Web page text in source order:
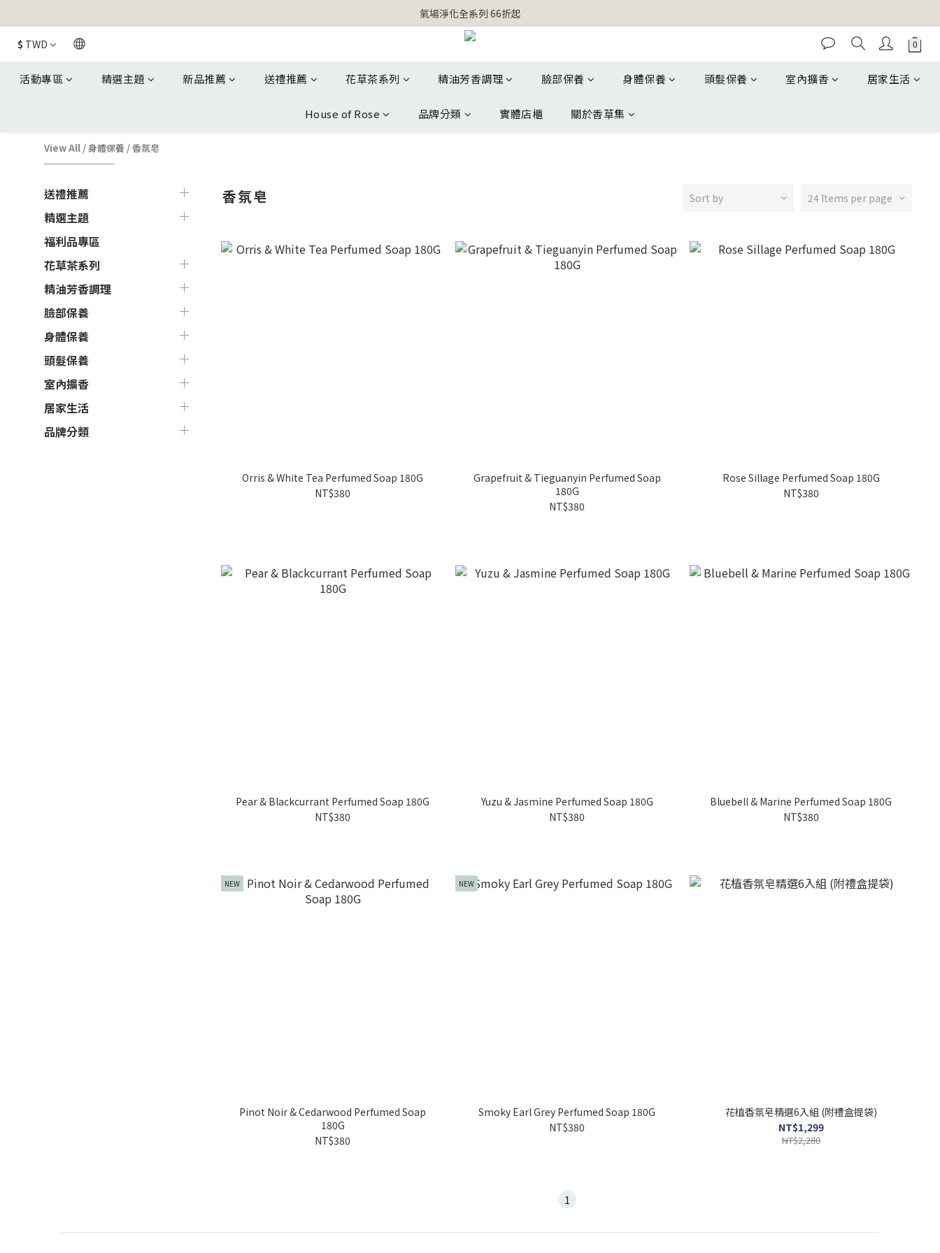
【官網獨家】首次消費 不限金額 即送 香遇熊超人行李吊牌
氣場淨化全系列 66折起
【官網獨家】首次消費 不限金額 即送 香遇熊超人行李吊牌
$ TWD
活動專區 精選主題 新品推薦 送禮推薦 花草茶系列 精油芳香調理 臉部保養 身體保養 頭髮保養 室內擴香 居家生活
House of Rose 品牌分類 實體店櫃 關於香草集
View All /身體保養 /香氛皂
送禮推薦
精選主題
福利品專區
花草茶系列
精油芳香調理
臉部保養
身體保養
頭髮保養
室內擴香
居家生活
品牌分類
香氛皂 Sort by 24 Items per page
Orris & White Tea Perfumed Soap 180G
NT$380
Grapefruit & Tieguanyin Perfumed Soap
180G
NT$380
Rose Sillage Perfumed Soap 180G
NT$380
Pear & Blackcurrant Perfumed Soap 180G
NT$380
Yuzu & Jasmine Perfumed Soap 180G
NT$380
Bluebell & Marine Perfumed Soap 180G
NT$380
NEW
Pinot Noir & Cedarwood Perfumed Soap
180G
NT$380
NEW
Smoky Earl Grey Perfumed Soap 180G
NT$380
花植香氛皂精選6入組 (附禮盒提袋)
NT$1,299
NT$2,280
1